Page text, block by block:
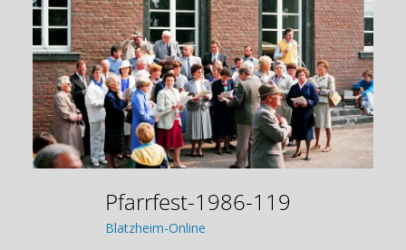
Pfarrfest-1986-119
Blatzheim-Online